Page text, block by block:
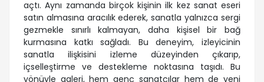
açtı. Aynı zamanda birçok kişinin ilk kez sanat eseri
satın almasına aracılık ederek, sanatla yalnızca sergi
gezmekle sınırlı kalmayan, daha kişisel bir bağ
kurmasına katkı sağladı. Bu deneyim, izleyicinin
sanatla ilişkisini izleme düzeyinden çıkarıp,
içselleştirme ve destekleme noktasına taşıdı. Bu
yönüyle galeri, hem genç sanatçılar hem de yeni